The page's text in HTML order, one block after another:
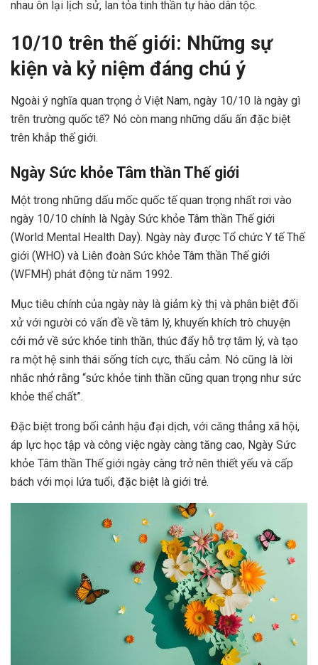
nhau ôn lại lịch sử, lan tỏa tinh thần tự hào dân tộc.
10/10 trên thế giới: Những sự
kiện và kỷ niệm đáng chú ý
Ngoài ý nghĩa quan trọng ở Việt Nam, ngày 10/10 là ngày gì
trên trường quốc tế? Nó còn mang những dấu ấn đặc biệt
trên khắp thế giới.
Ngày Sức khỏe Tâm thần Thế giới
Một trong những dấu mốc quốc tế quan trọng nhất rơi vào
ngày 10/10 chính là Ngày Sức khỏe Tâm thần Thế giới
(World Mental Health Day). Ngày này được Tổ chức Y tế Thế
giới (WHO) và Liên đoàn Sức khỏe Tâm thần Thế giới
(WFMH) phát động từ năm 1992.
Mục tiêu chính của ngày này là giảm kỳ thị và phân biệt đối
xử với người có vấn đề về tâm lý, khuyến khích trò chuyện
cởi mở về sức khỏe tinh thần, thúc đẩy hỗ trợ tâm lý, và tạo
ra một hệ sinh thái sống tích cực, thấu cảm. Nó cũng là lời
nhắc nhở rằng “sức khỏe tinh thần cũng quan trọng như sức
khỏe thể chất”.
Đặc biệt trong bối cảnh hậu đại dịch, với căng thẳng xã hội,
áp lực học tập và công việc ngày càng tăng cao, Ngày Sức
khỏe Tâm thần Thế giới ngày càng trở nên thiết yếu và cấp
bách với mọi lứa tuổi, đặc biệt là giới trẻ.